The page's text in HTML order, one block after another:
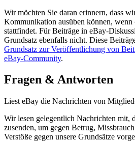
Wir möchten Sie daran erinnern, dass
Kommunikation ausüben können, wenn
stattfindet. Für Beiträge in eBay-
Grundsatz ebenfalls nicht. Diese
Grundsatz zur Veröffentlichung von
eBay-Community.
Fragen & Antworten
Liest eBay die Nachrichten von
Wir lesen gelegentlich Nachrichten mit,
zusenden, um gegen Betrug,
Verstöße gegen unsere Grundsätze